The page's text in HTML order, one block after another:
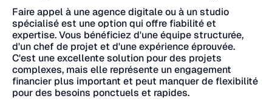
Faire appel à une agence digitale ou à un studio
spécialisé est une option qui offre fiabilité et
expertise. Vous bénéficiez d'une équipe structurée,
d'un chef de projet et d'une expérience éprouvée.
C'est une excellente solution pour des projets
complexes, mais elle représente un engagement
financier plus important et peut manquer de flexibilité
pour des besoins ponctuels et rapides.